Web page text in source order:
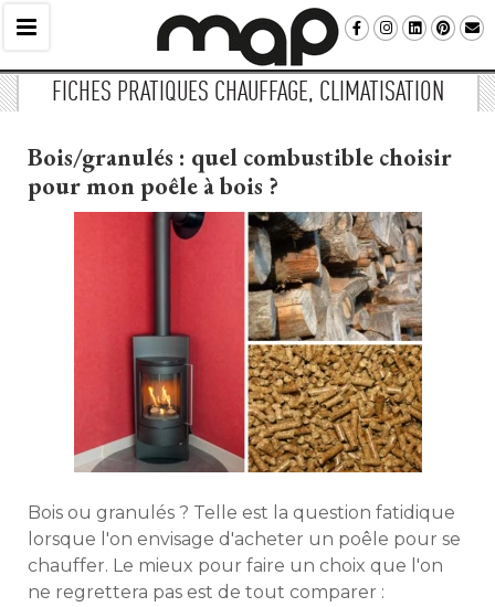
FICHES PRATIQUES CHAUFFAGE, CLIMATISATION
Bois/granulés : quel combustible choisir
pour mon poêle à bois ?
Bois ou granulés ? Telle est la question fatidique
lorsque l'on envisage d'acheter un poêle pour se
chauffer. Le mieux pour faire un choix que l'on
ne regrettera pas est de tout comparer :